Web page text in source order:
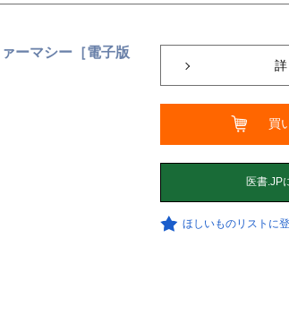
ーマシー［電子版
買
ほしいものリストに